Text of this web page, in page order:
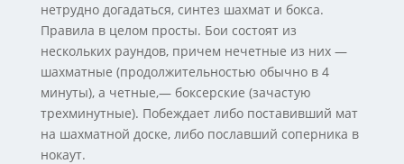
нетрудно догадаться, синтез шахмат и бокса.
Правила в целом просты. Бои состоят из
нескольких раундов, причем нечетные из них —
шахматные (продолжительностью обычно в 4
минуты), а четные,— боксерские (зачастую
трехминутные). Побеждает либо поставивший мат
на шахматной доске, либо пославший соперника в
нокаут.